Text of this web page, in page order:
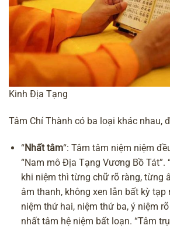
Kinh Địa Tạng
Tâm Chí Thành có ba loại khác nhau,
“Nhất tâm“: Tâm tâm niệm niệm
“Nam mô Địa Tạng Vương Bồ Tát”.
khi niệm thì từng chữ rõ ràng, từng
âm thanh, không xen lẫn bất kỳ tạp
niệm thứ hai, niệm thứ ba, ý niệm
nhất tâm hệ niệm bất loạn. “Tâm